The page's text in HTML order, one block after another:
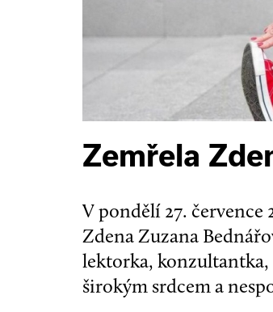
Zemřela
V pondělí 27. července
Zdena Zuzana
lektorka, konzultantka,
širokým srdcem a